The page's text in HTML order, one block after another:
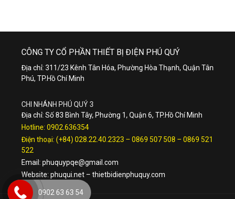
CÔNG TY CỔ PHẦN THIẾT BỊ ĐIỆN PHÚ QUÝ
Địa chỉ: 311/23 Kênh Tân Hóa, Phường Hòa Thạnh, Quận Tân
Phú, TP.Hồ Chí Minh
CHI NHÁNH PHÚ QUÝ 3
Địa chỉ: Số 83 Bình Tây, Phường 1, Quận 6, TP.Hồ Chí Minh
Hotline: 0902.636354
Điện thoại: (+84) 028.22.40.2323 – 0869 507 508 – 0869 521
522
Email: phuquypqe@gmail.com
Website: phuqui.net – thietbidienphuquy.com
0902 63 63 54